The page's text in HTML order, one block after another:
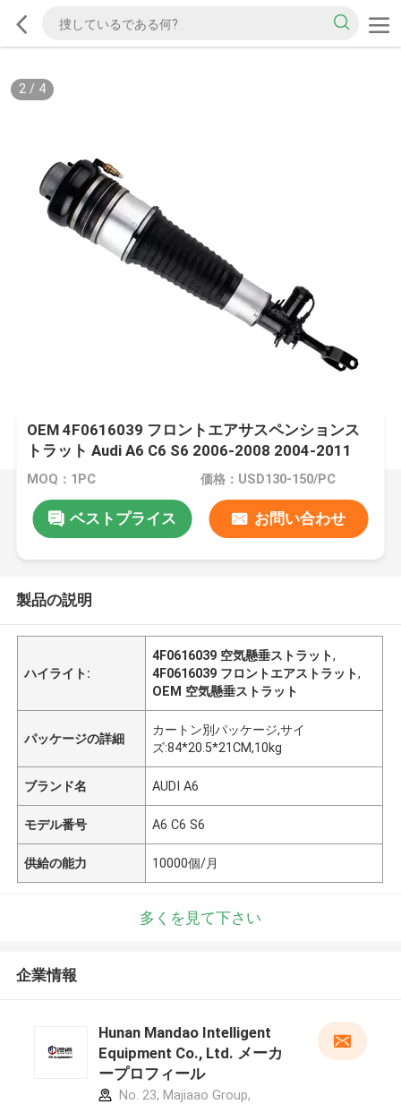
2/ 4
OEM 4F0616039 フロントエアサスペンションス
トラット Audi A6 C6 S6 2006-2008 2004-2011
2005-2011
MOQ：1PC 価格：USD130-150/PC
ベストプライス お問い合わせ
製品の説明
ハイライト:
4F0616039 空気懸垂ストラット,
4F0616039 フロントエアストラット,
OEM 空気懸垂ストラット
パッケージの詳細
カートン別パッケージ,サイ
ズ:84*20.5*21CM,10kg
ブランド名 AUDI A6
モデル番号 A6 C6 S6
供給の能力 10000個/月
多くを見て下さい
企業情報
Hunan Mandao Intelligent
Equipment Co., Ltd. メーカ
ープロフィール
No. 23, Majiaao Group,